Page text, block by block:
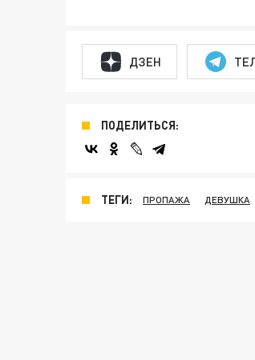
ДЗЕН
ПОДЕЛИТЬСЯ:
ТЕГИ: ПРОПАЖА ДЕВУШКА